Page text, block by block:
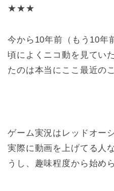
★★★
今から10年前（もう10年
頃によくニコ動を見てい
たのは本当にここ最近の
ゲーム実況はレッドオー
実際に動画を上げてる人
うし、趣味程度から始め